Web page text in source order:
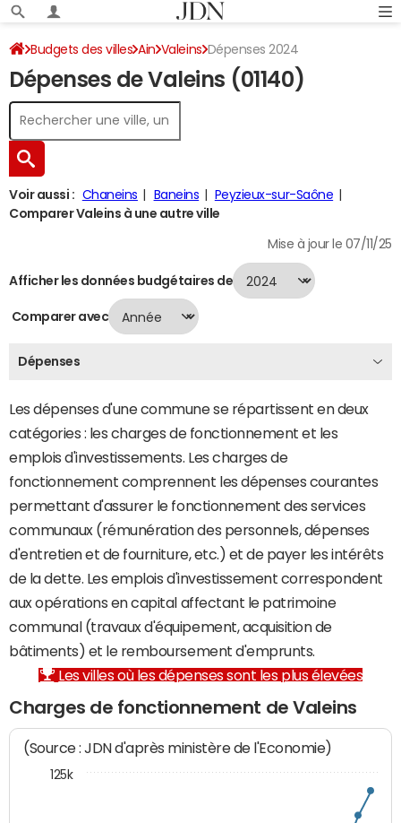
Budgets des villes Ain Valeins Dépenses 2024
Dépenses de Valeins (01140)
Voir aussi : Chaneins Baneins
Peyzieux-sur-Saône
Comparer Valeins à une autre ville
Mise à jour le 07/11/25
Afficher les données budgétaires de
Comparer avec
Dépenses
Les dépenses d'une commune se répartissent en deux
catégories : les charges de fonctionnement et les
emplois d'investissements. Les charges de
fonctionnement comprennent les dépenses courantes
permettant d'assurer le fonctionnement des services
communaux (rémunération des personnels, dépenses
d'entretien et de fourniture, etc.) et de payer les intérêts
de la dette. Les emplois d'investissement correspondent
aux opérations en capital affectant le patrimoine
communal (travaux d'équipement, acquisition de
bâtiments) et le remboursement d'emprunts.
Les villes où les dépenses sont les plus élevées
Charges de fonctionnement de Valeins
(Source : JDN d'après ministère de l'Economie)
125k